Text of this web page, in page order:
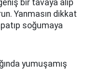
bir tavaya alıp
Yanmasın dikkat
soğumaya
yumuşamış